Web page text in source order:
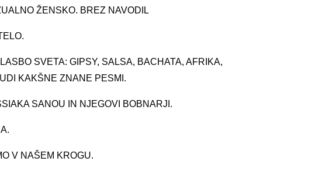
ŽENSKO. BREZ NAVODIL
SVETA: GIPSY, SALSA, BACHATA, AFRIKA,
KAKŠNE ZNANE PESMI.
SANOU IN NJEGOVI BOBNARJI.
V NAŠEM KROGU.